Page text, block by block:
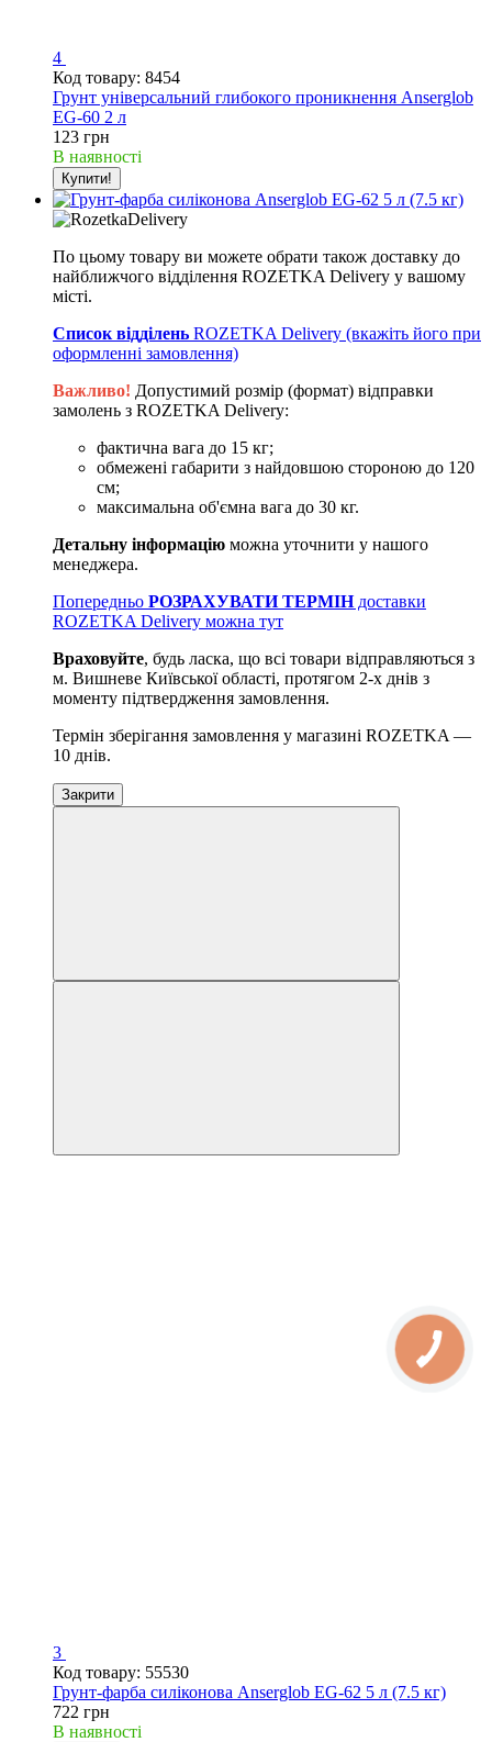
4
Код товару: 8454
Грунт універсальний глибокого проникнення Anserglob
EG-60 2 л
123 грн
В наявності
Купити!
По цьому товару ви можете обрати також доставку до
найближчого відділення ROZETKA Delivery у вашому
місті.
Список відділень ROZETKA Delivery (вкажіть його при
оформленні замовлення)
Важливо! Допустимий розмір (формат) відправки
замолень з ROZETKA Delivery:
фактична вага до 15 кг;
обмежені габарити з найдовшою стороною до 120
см;
максимальна об'ємна вага до 30 кг.
Детальну інформацію можна уточнити у нашого
менеджера.
Попередньо РОЗРАХУВАТИ ТЕРМІНдоставки
ROZETKA Delivery можна тут
Враховуйте, будь ласка, що всі товари відправляються з
м. Вишневе Київської області, протягом 2-х днів з
моменту підтвердження замовлення.
Термін зберігання замовлення у магазині ROZETKA —
10 днів.
Закрити
3
Код товару: 55530
Грунт-фарба силіконова Anserglob EG-62 5 л (7.5 кг)
722 грн
В наявності